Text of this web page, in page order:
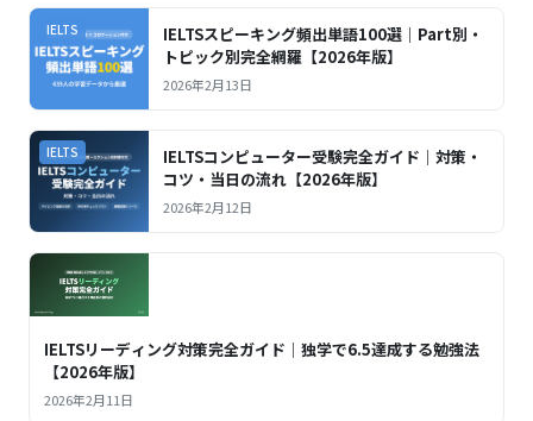
IELTS
IELTSスピーキング頻出単語100選｜Part別・
トピック別完全網羅【2026年版】
2026年2月13日
IELTS
IELTSコンピューター受験完全ガイド｜対策・
コツ・当日の流れ【2026年版】
2026年2月12日
IELTSリーディング対策完全ガイド｜独学で6.5達成する勉強法
【2026年版】
2026年2月11日